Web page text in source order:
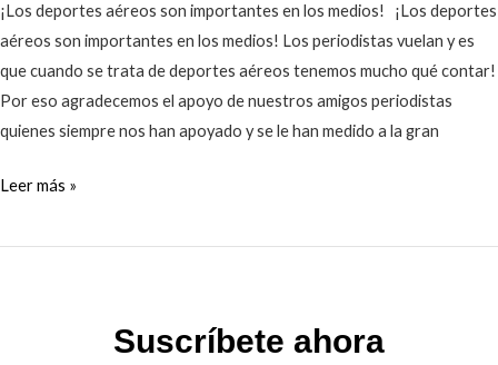
¡Los deportes aéreos son importantes en los medios! ¡Los deportes
aéreos son importantes en los medios! Los periodistas vuelan y es
que cuando se trata de deportes aéreos tenemos mucho qué contar!
Por eso agradecemos el apoyo de nuestros amigos periodistas
quienes siempre nos han apoyado y se le han medido a la gran
medios!
Leer más »
Suscríbete ahora